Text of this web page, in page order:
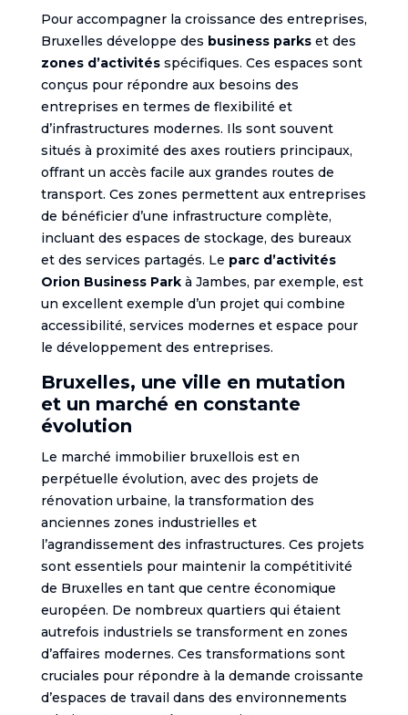
Pour accompagner la croissance des entreprises,
Bruxelles développe des business parkset des
zones d’activitésspécifiques. Ces espaces sont
conçus pour répondre aux besoins des
entreprises en termes de flexibilité et
d’infrastructures modernes. Ils sont souvent
situés à proximité des axes routiers principaux,
offrant un accès facile aux grandes routes de
transport. Ces zones permettent aux entreprises
de bénéficier d’une infrastructure complète,
incluant des espaces de stockage, des bureaux
et des services partagés. Le parc d’activités
Orion Business Parkà Jambes, par exemple, est
un excellent exemple d’un projet qui combine
accessibilité, services modernes et espace pour
le développement des entreprises.
Bruxelles, une ville en mutation
et un marché en constante
évolution
Le marché immobilier bruxellois est en
perpétuelle évolution, avec des projets de
rénovation urbaine, la transformation des
anciennes zones industrielles et
l’agrandissement des infrastructures. Ces projets
sont essentiels pour maintenir la compétitivité
de Bruxelles en tant que centre économique
européen. De nombreux quartiers qui étaient
autrefois industriels se transforment en zones
d’affaires modernes. Ces transformations sont
cruciales pour répondre à la demande croissante
d’espaces de travail dans des environnements